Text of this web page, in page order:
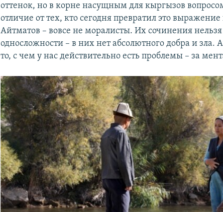
оттенок, но в корне насущным для кыргызов
отличие от тех, кто сегодня превратил это
Айтматов – вовсе не моралисты. Их сочинения нельзя
односложности – в них нет абсолютного добра и зла.
то, с чем у нас действительно есть проблемы – за